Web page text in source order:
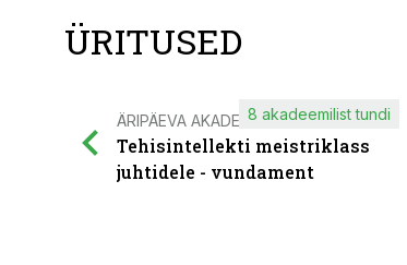
ÜRITUSED
ÄRIPÄEVA AKADEEMIA
Tehisintellekti meistriklass
juhtidele - vundament
8 akadeemilist tundi